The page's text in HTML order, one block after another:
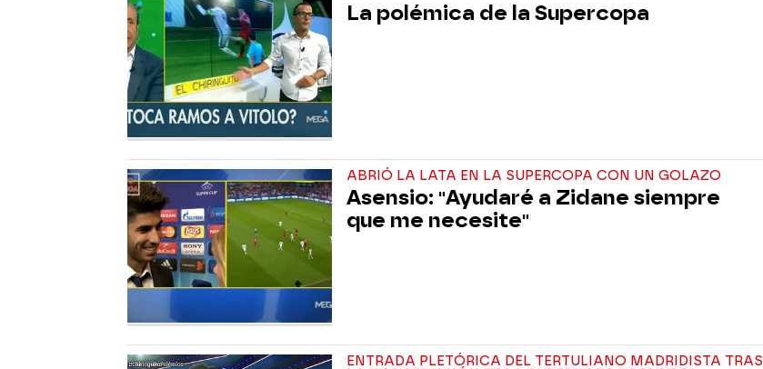
La polémica de la Supercopa
ABRIÓ LA LATA EN LA SUPERCOPA CON UN GOLAZO
Asensio: "Ayudaré a Zidane siempre
que me necesite"
ENTRADA PLETÓRICA DEL TERTULIANO MADRIDISTA TRAS